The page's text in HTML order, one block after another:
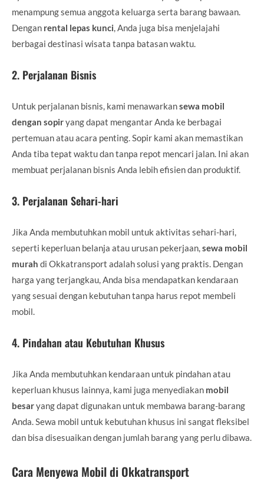
menampung semua anggota keluarga serta barang bawaan.
Dengan rental lepas kunci , Anda juga bisa menjelajahi
berbagai destinasi wisata tanpa batasan waktu.
2. Perjalanan Bisnis
Untuk perjalanan bisnis, kami menawarkansewa mobil
dengan sopiryang dapat mengantar Anda ke berbagai
pertemuan atau acara penting. Sopir kami akan memastikan
Anda tiba tepat waktu dan tanpa repot mencari jalan. Ini akan
membuat perjalanan bisnis Anda lebih efisien dan produktif.
3. Perjalanan Sehari-hari
Jika Anda membutuhkan mobil untuk aktivitas sehari-hari,
seperti keperluan belanja atau urusan pekerjaan, sewa mobil
murah di Okkatransport adalah solusi yang praktis. Dengan
harga yang terjangkau, Anda bisa mendapatkan kendaraan
yang sesuai dengan kebutuhan tanpa harus repot membeli
mobil.
4. Pindahan atau Kebutuhan Khusus
Jika Anda membutuhkan kendaraan untuk pindahan atau
keperluan khusus lainnya, kami juga menyediakan mobil
besaryang dapat digunakan untuk membawa barang-barang
Anda. Sewa mobil untuk kebutuhan khusus ini sangat fleksibel
dan bisa disesuaikan dengan jumlah barang yang perlu dibawa.
Cara Menyewa Mobil di Okkatransport